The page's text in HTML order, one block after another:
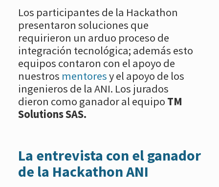
Los participantes de la Hackathon
presentaron soluciones que
requirieron un arduo proceso de
integración tecnológica; además esto
equipos contaron con el apoyo de
nuestros mentoresy el apoyo de los
ingenieros de la ANI. Los jurados
dieron como ganador al equipo TM
Solutions SAS.
La entrevista con el ganador
de la Hackathon ANI